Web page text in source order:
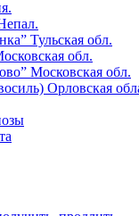
Тульская обл.
обл.
Московская обл.
Орловская